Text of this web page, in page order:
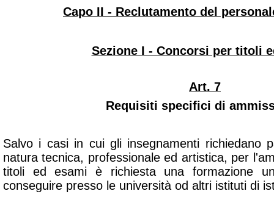
Capo II - Reclutamento del
Sezione I - Concorsi per titoli
Art. 7
Requisiti specifici di
Salvo i casi in cui gli insegnamenti richiedano
natura tecnica, professionale ed artistica, per
titoli ed esami è richiesta una formazione
conseguire presso le università od altri istituti di